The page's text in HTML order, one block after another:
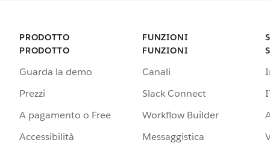
PRODOTTO
PRODOTTO
Guarda la demo
Prezzi
A pagamento o Free
Accessibilità
FUNZIONI
FUNZIONI
Canali
Slack Connect
Workflow Builder
Messaggistica